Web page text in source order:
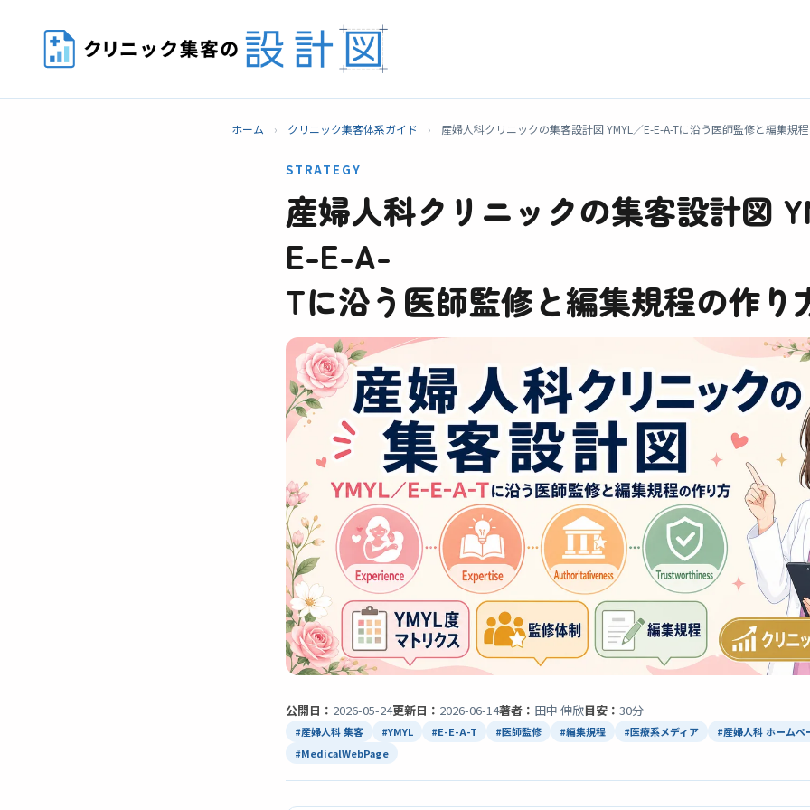
ホーム › クリニック集客体系ガイド › 産婦人科クリニックの集客設計図 YMYL／E-E-A-Tに沿う医師監修と編集規
STRATEGY
産婦人科クリニックの集客設計図
E-E-A-
Tに沿う医師監修と編集規程の作り
公開日： 2026-05-24更新日： 2026-06-14著者： 田中 伸欣目安： 30分
#産婦人科 集客 #YMYL #E-E-A-T #医師監修 #編集規程 #医療系メディア
#産婦人科 ホームペ
#MedicalWebPage